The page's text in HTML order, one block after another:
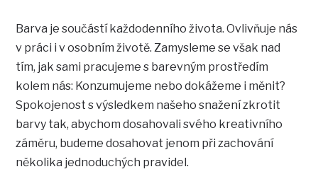
Barva je součástí každodenního života. Ovlivňuje nás
v práci i v osobním životě. Zamysleme se však nad
tím, jak sami pracujeme s barevným prostředím
kolem nás: Konzumujeme nebo dokážeme i měnit?
Spokojenost s výsledkem našeho snažení zkrotit
barvy tak, abychom dosahovali svého kreativního
záměru, budeme dosahovat jenom při zachování
několika jednoduchých pravidel.